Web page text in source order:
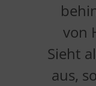
von
Sieht
aus,